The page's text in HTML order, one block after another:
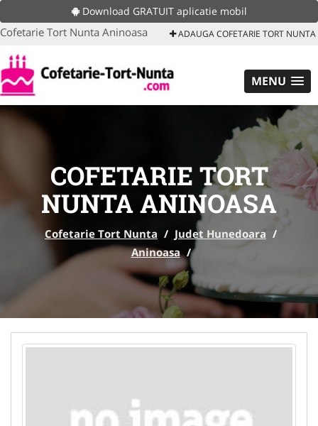
Download GRATUIT aplicatie mobil
Cofetarie Tort Nunta Aninoasa ADAUGA COFETARIE TORT NUNTA
MENU
COFETARIE TORT
NUNTA ANINOASA
Cofetarie Tort Nunta / Judet Hunedoara /
Aninoasa /